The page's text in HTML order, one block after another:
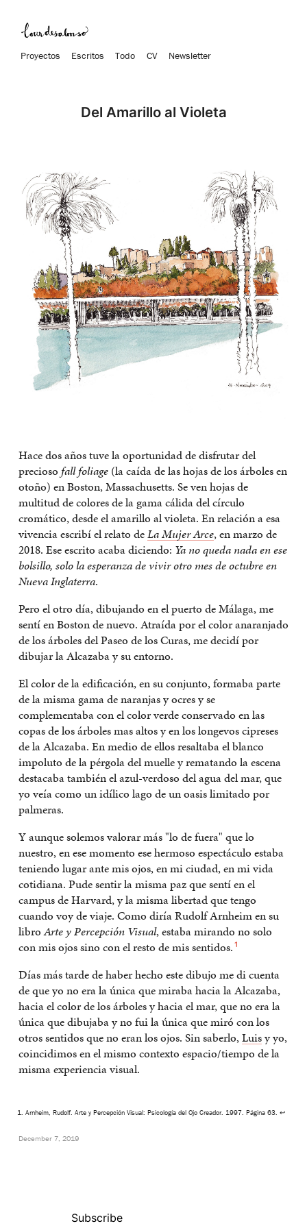
Proyectos Escritos Todo CV Newsletter
Del Amarillo al Violeta
Hace dos años tuve la oportunidad de disfrutar del
precioso fall foliage (la caída de las hojas de los árboles en
otoño) en Boston, Massachusetts. Se ven hojas de
multitud de colores de la gama cálida del círculo
cromático, desde el amarillo al violeta. En relación a esa
vivencia escribí el relato deLa Mujer Arce, en marzo de
2018. Ese escrito acaba diciendo: Ya no queda nada en ese
bolsillo, solo la esperanza de vivir otro mes de octubre en
Nueva Inglaterra.
Pero el otro día, dibujando en el puerto de Málaga, me
sentí en Boston de nuevo. Atraída por el color anaranjado
de los árboles del Paseo de los Curas, me decidí por
dibujar la Alcazaba y su entorno.
El color de la edificación, en su conjunto, formaba parte
de la misma gama de naranjas y ocres y se
complementaba con el color verde conservado en las
copas de los árboles mas altos y en los longevos cipreses
de la Alcazaba. En medio de ellos resaltaba el blanco
impoluto de la pérgola del muelle y rematando la escena
destacaba también el azul-verdoso del agua del mar, que
yo veía como un idílico lago de un oasis limitado por
palmeras.
Y aunque solemos valorar más "lo de fuera" que lo
nuestro, en ese momento ese hermoso espectáculo estaba
teniendo lugar ante mis ojos, en mi ciudad, en mi vida
cotidiana. Pude sentir la misma paz que sentí en el
campus de Harvard, y la misma libertad que tengo
cuando voy de viaje. Como diría Rudolf Arnheim en su
libroArte y Percepción Visual, estaba mirando no solo
con mis ojos sino con el resto de mis sentidos.1
Días más tarde de haber hecho este dibujo me di cuenta
de que yo no era la única que miraba hacia la Alcazaba,
hacia el color de los árboles y hacia el mar, que no era la
única que dibujaba y no fui la única que miró con los
otros sentidos que no eran los ojos. Sin saberlo,Luisy yo,
coincidimos en el mismo contexto espacio/tiempo de la
misma experiencia visual.
Arnheim, Rudolf. Arte y Percepción Visual: Psicología del Ojo Creador. 1997. Página 63. ↩
December 7, 2019
Subscribe